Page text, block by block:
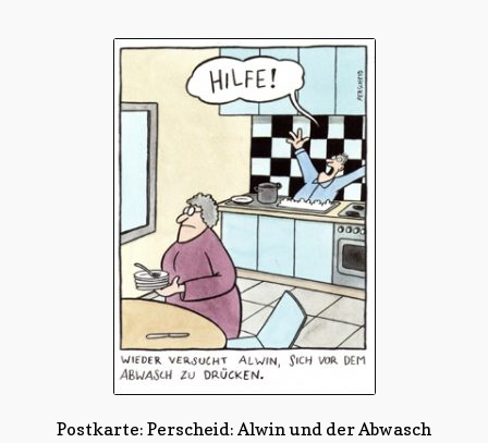
Postkarte: Perscheid: Alwin und der Abwasch